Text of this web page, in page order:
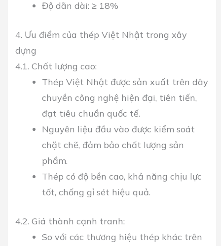
Độ dãn dài: ≥ 18%
4. Ưu điểm của thép Việt Nhật trong xây
dựng
4.1. Chất lượng cao:
Thép Việt Nhật được sản xuất trên dây
chuyền công nghệ hiện đại, tiên tiến,
đạt tiêu chuẩn quốc tế.
Nguyên liệu đầu vào được kiểm soát
chặt chẽ, đảm bảo chất lượng sản
phẩm.
Thép có độ bền cao, khả năng chịu lực
tốt, chống gỉ sét hiệu quả.
4.2. Giá thành cạnh tranh:
So với các thương hiệu thép khác trên